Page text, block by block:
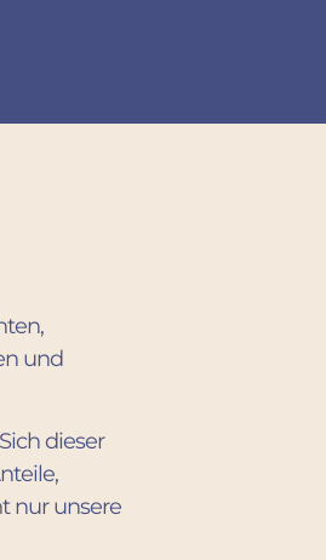
und
Sich dieser
nur unsere